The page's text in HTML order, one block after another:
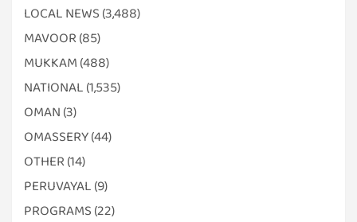
LOCAL NEWS (3,488)
MAVOOR (85)
MUKKAM (488)
NATIONAL (1,535)
OMAN (3)
OMASSERY(44)
OTHER (14)
PERUVAYAL (9)
PROGRAMS (22)